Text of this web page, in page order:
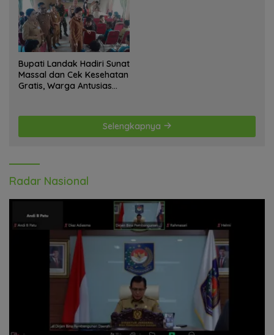
Bupati Landak Hadiri Sunat
Massal dan Cek Kesehatan
Gratis, Warga Antusias
Selengkapnya
Radar Nasional